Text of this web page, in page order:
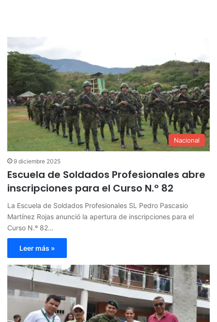
Nacional
9 diciembre 2025
Escuela de Soldados Profesionales abre
inscripciones para el Curso N.º 82
La Escuela de Soldados Profesionales SL Pedro Pascasio
Martínez Rojas anunció la apertura de inscripciones para el
Curso N.º 82…
Leer más »